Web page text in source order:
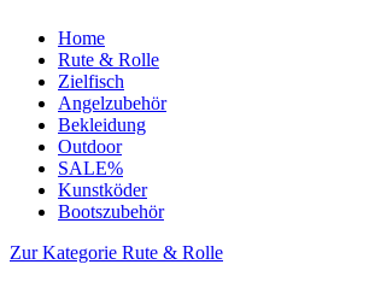
Home
Rute & Rolle
Zielfisch
Angelzubehör
Bekleidung
Outdoor
SALE%
Kunstköder
Bootszubehör
Zur Kategorie Rute & Rolle